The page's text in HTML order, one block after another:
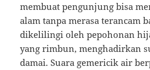
membuat pengunjung bisa
alam tanpa merasa terancam
dikelilingi oleh pepohonan
yang rimbun, menghadirkan
damai. Suara gemericik air